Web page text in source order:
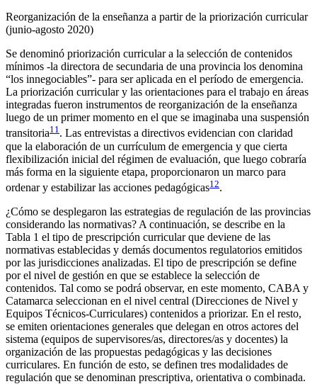
Reorganización de la enseñanza a partir de la priorización curricular
(junio-agosto 2020)
Se denominó priorización curricular a la selección de contenidos
mínimos -la directora de secundaria de una provincia los denomina
“los innegociables”- para ser aplicada en el período de emergencia.
La priorización curricular y las orientaciones para el trabajo en áreas
integradas fueron instrumentos de reorganización de la enseñanza
luego de un primer momento en el que se imaginaba una suspensión
transitoria11. Las entrevistas a directivos evidencian con claridad
que la elaboración de un currículum de emergencia y que cierta
flexibilización inicial del régimen de evaluación, que luego cobraría
más forma en la siguiente etapa, proporcionaron un marco para
ordenar y estabilizar las acciones pedagógicas12.
¿Cómo se desplegaron las estrategias de regulación de las provincias
considerando las normativas? A continuación, se describe en la
Tabla 1 el tipo de prescripción curricular que deviene de las
normativas establecidas y demás documentos regulatorios emitidos
por las jurisdicciones analizadas. El tipo de prescripción se define
por el nivel de gestión en que se establece la selección de
contenidos. Tal como se podrá observar, en este momento, CABA y
Catamarca seleccionan en el nivel central (Direcciones de Nivel y
Equipos Técnicos-Curriculares) contenidos a priorizar. En el resto,
se emiten orientaciones generales que delegan en otros actores del
sistema (equipos de supervisores/as, directores/as y docentes) la
organización de las propuestas pedagógicas y las decisiones
curriculares. En función de esto, se definen tres modalidades de
regulación que se denominan prescriptiva, orientativa o combinada.